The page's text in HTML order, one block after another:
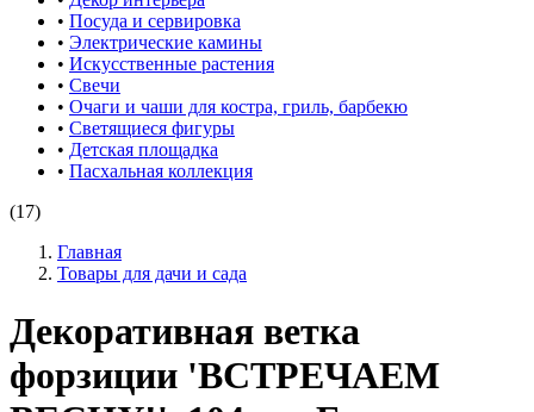
• Посуда и сервировка
• Электрические камины
• Искусственные растения
• Свечи
• Очаги и чаши для костра, гриль, барбекю
• Светящиеся фигуры
• Детская площадка
• Пасхальная коллекция
(17)
Главная
Товары для дачи и сада
Декоративная ветка
форзиции 'ВСТРЕЧАЕМ